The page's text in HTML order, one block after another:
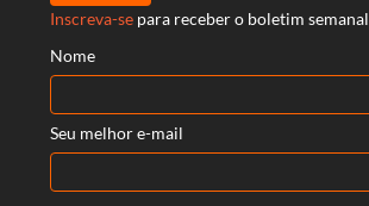
Inscreva-se para receber o boletim semanal
Nome
Seu melhor e-mail